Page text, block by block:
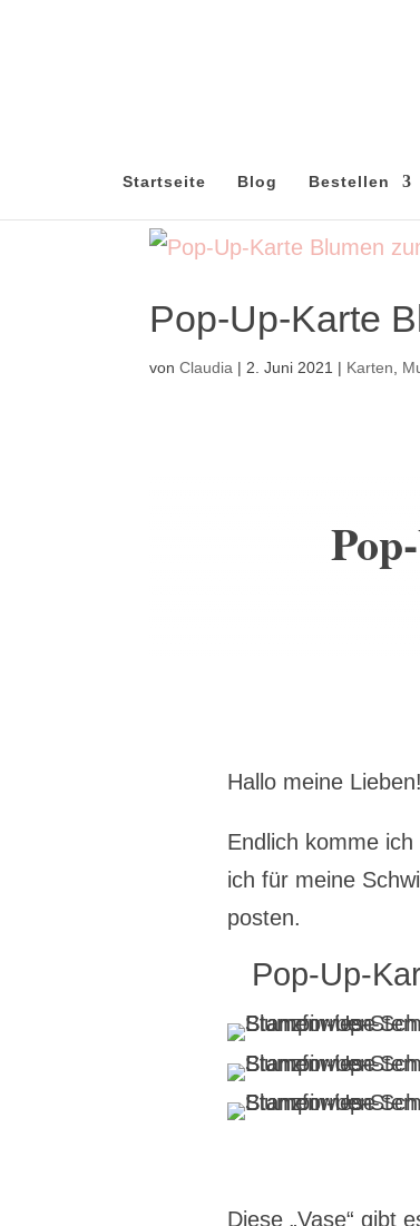
Startseite Blog Bestellen
Pop-Up-Karte
vonClaudia | 2. Juni 2021 | Karten
Hallo meine Lieben!
Endlich komme
ich für meine
posten.
Pop-Up-
Diese „Vase“ gibt